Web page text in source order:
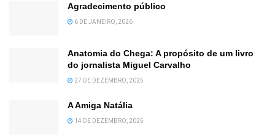
Agradecimento público
6 DE JANEIRO, 2026
Anatomia do Chega: A propósito de um livro
do jornalista Miguel Carvalho
27 DE DEZEMBRO, 2025
A Amiga Natália
14 DE DEZEMBRO, 2025